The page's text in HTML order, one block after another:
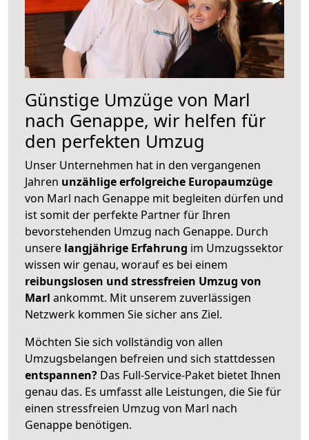
Günstige Umzüge von Marl
nach Genappe, wir helfen für
den perfekten Umzug
Unser Unternehmen hat in den vergangenen
Jahren unzählige erfolgreiche Europaumzüge
von Marl nach Genappe mit begleiten dürfen und
ist somit der perfekte Partner für Ihren
bevorstehenden Umzug nach Genappe. Durch
unsere langjährige Erfahrung im Umzugssektor
wissen wir genau, worauf es bei einem
reibungslosen und stressfreien Umzug von
Marl ankommt. Mit unserem zuverlässigen
Netzwerk kommen Sie sicher ans Ziel.
Möchten Sie sich vollständig von allen
Umzugsbelangen befreien und sich stattdessen
entspannen? Das Full-Service-Paket bietet Ihnen
genau das. Es umfasst alle Leistungen, die Sie für
einen stressfreien Umzug von Marl nach
Genappe benötigen.